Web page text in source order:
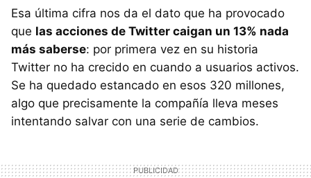
Esa última cifra nos da el dato que ha provocado
que las acciones de Twitter caigan un 13% nada
más saberse: por primera vez en su historia
Twitter no ha crecido en cuando a usuarios activos.
Se ha quedado estancado en esos 320 millones,
algo que precisamente la compañía lleva meses
intentando salvar con una serie de cambios.